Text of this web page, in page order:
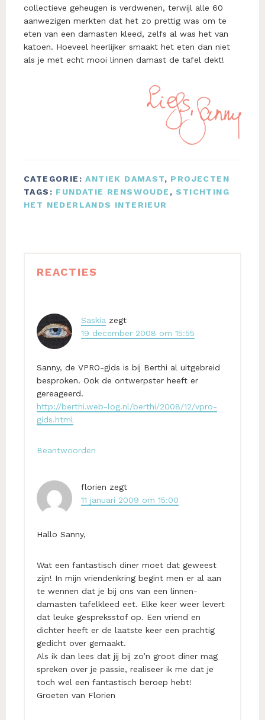
collectieve geheugen is verdwenen, terwijl alle 60
aanwezigen merkten dat het zo prettig was om te
eten van een damasten kleed, zelfs al was het van
katoen. Hoeveel heerlijker smaakt het eten dan niet
als je met echt mooi linnen damast de tafel dekt!
CATEGORIE:ANTIEK DAMAST, PROJECTEN
TAGS: FUNDATIE RENSWOUDE ,STICHTING
HET NEDERLANDS INTERIEUR
Interacties
REACTIES
Saskia zegt
19 december 2008 om 15:55
Sanny, de VPRO-gids is bij Berthi al uitgebreid
besproken. Ook de ontwerpster heeft er
gereageerd.
http://berthi.web-log.nl/berthi/2008/12/vpro-
gids.html
Beantwoorden
florien zegt
11 januari 2009 om 15:00
Hallo Sanny,
Wat een fantastisch diner moet dat geweest
zijn! In mijn vriendenkring begint men er al aan
te wennen dat je bij ons van een linnen-
damasten tafelkleed eet. Elke keer weer levert
dat leuke gespreksstof op. Een vriend en
dichter heeft er de laatste keer een prachtig
gedicht over gemaakt.
Als ik dan lees dat jij bij zo’n groot diner mag
spreken over je passie, realiseer ik me dat je
toch wel een fantastisch beroep hebt!
Groeten van Florien